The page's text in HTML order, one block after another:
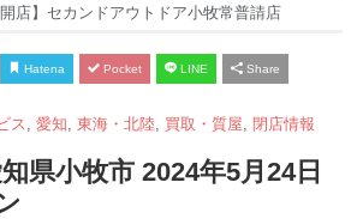
開店】セカンドアウトドア小牧常普請店
Hatena Pocket LINE Share
ス 愛知 東海・北陸, 買取・質屋 閉店情報
県小牧市 2024年5月24日